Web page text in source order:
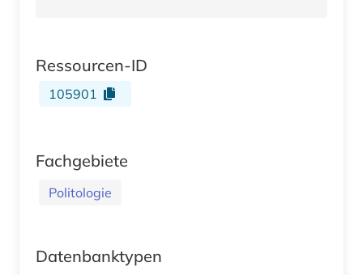
Ressourcen-ID
105901
Fachgebiete
Politologie
Datenbanktypen